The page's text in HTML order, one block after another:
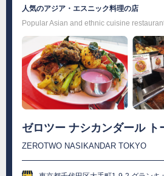
人気のアジア・エスニック料理の店
Popular Asian and ethnic cuisine
ゼロツー ナシカンダール ト
ZEROTWO NASIKANDAR TOKYO